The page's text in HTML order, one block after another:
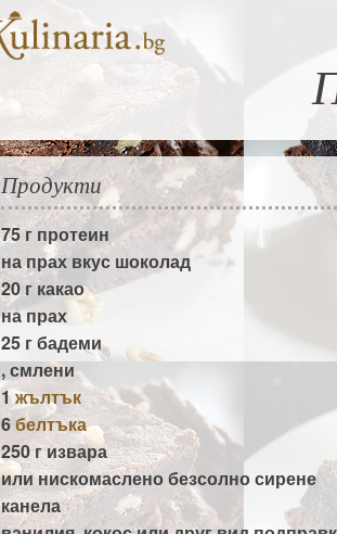
Продукти
75 гпротеин
на прах вкус шоколад
20 гкакао
на прах
25 гбадеми
, смлени
1жълтък
6белтъка
250 гизвара
или нискомаслено безсолно сирене
канела